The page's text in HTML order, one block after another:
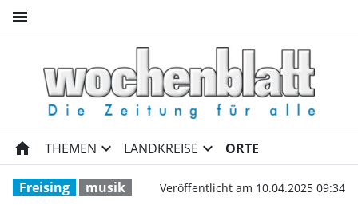
menu
Nacht der Musik |
home THEMEN expand_more LANDKREISE expand_more ORTE
Freising musik Veröffentlicht am 10.04.2025 09:34